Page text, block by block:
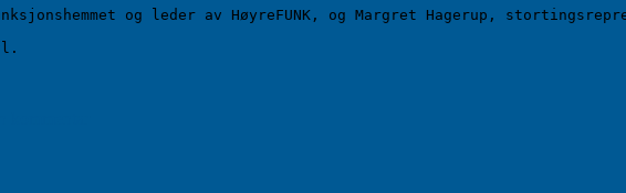
og leder av HøyreFUNK, og Margret Hagerup,